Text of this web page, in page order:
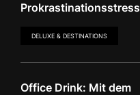
Prokrastinationsstress
DELUXE & DESTINATIONS
Office Drink: Mit dem